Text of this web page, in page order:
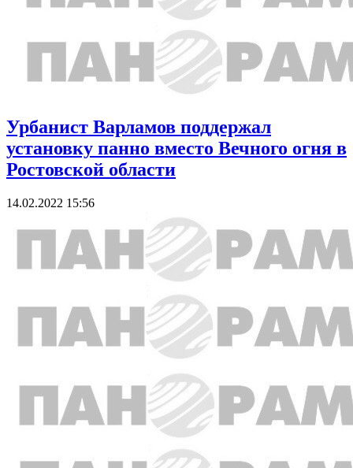
Урбанист Варламов поддержал
установку панно вместо Вечного огня в
Ростовской области
14.02.2022 15:56